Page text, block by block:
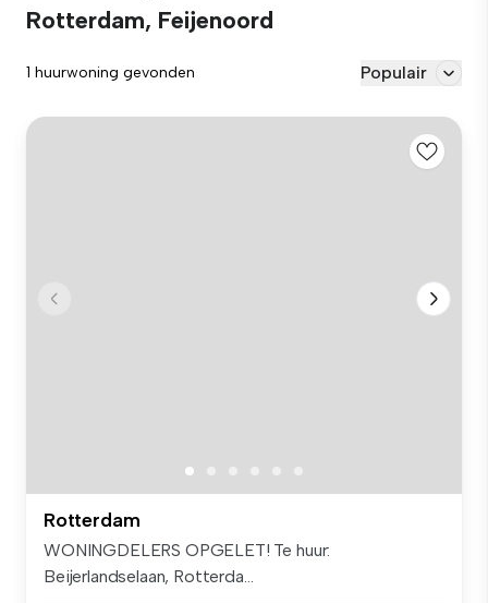
Rotterdam, Feijenoord
1 huurwoning gevonden Populair
Rotterdam
WONINGDELERS OPGELET! Te huur:
Beijerlandselaan, Rotterda...